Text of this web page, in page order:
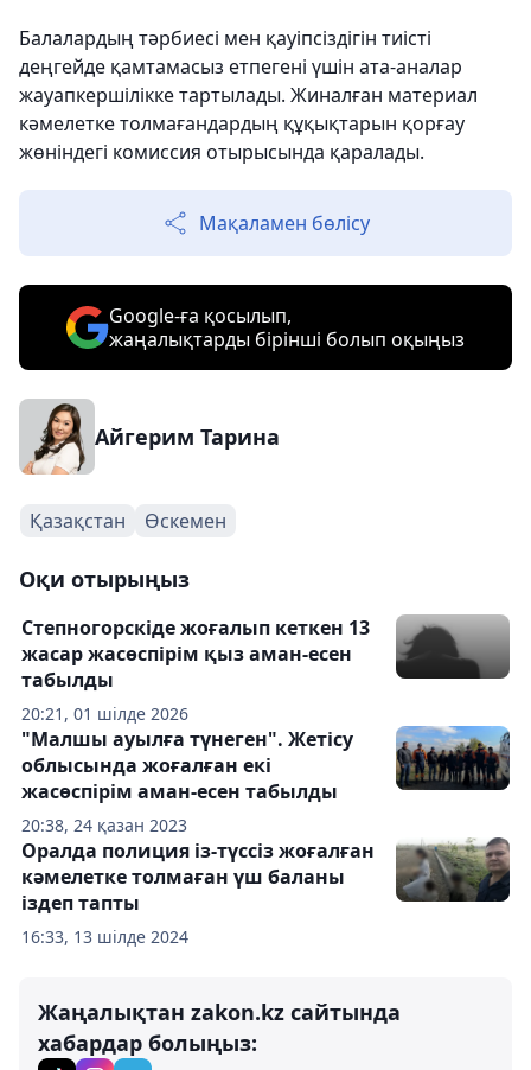
Балалардың тәрбиесі мен қауіпсіздігін тиісті
деңгейде қамтамасыз етпегені үшін ата-аналар
жауапкершілікке тартылады. Жиналған материал
кәмелетке толмағандардың құқықтарын қорғау
жөніндегі комиссия отырысында қаралады.
Мақаламен бөлісу
Google-ға қосылып,
жаңалықтарды бірінші болып оқыңыз
Айгерим Тарина
Қазақстан Өскемен
Оқи отырыңыз
20:21, 01 шілде 2026
Степногорскіде жоғалып кеткен 13
жасар жасөспірім қыз аман-есен
табылды
20:38, 24 қазан 2023
"Малшы ауылға түнеген". Жетісу
облысында жоғалған екі
жасөспірім аман-есен табылды
16:33, 13 шілде 2024
Оралда полиция із-түссіз жоғалған
кәмелетке толмаған үш баланы
іздеп тапты
Жаңалықтан zakon.kz сайтында
хабардар болыңыз: